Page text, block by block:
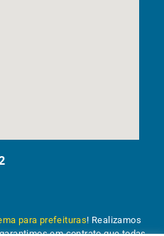
para prefeituras! Realizamos
em contrato que todas